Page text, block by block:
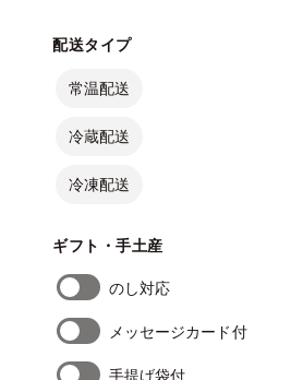
配送タイプ
常温配送
冷蔵配送
冷凍配送
ギフト・手土産
のし対応
メッセージカード付
手提げ袋付